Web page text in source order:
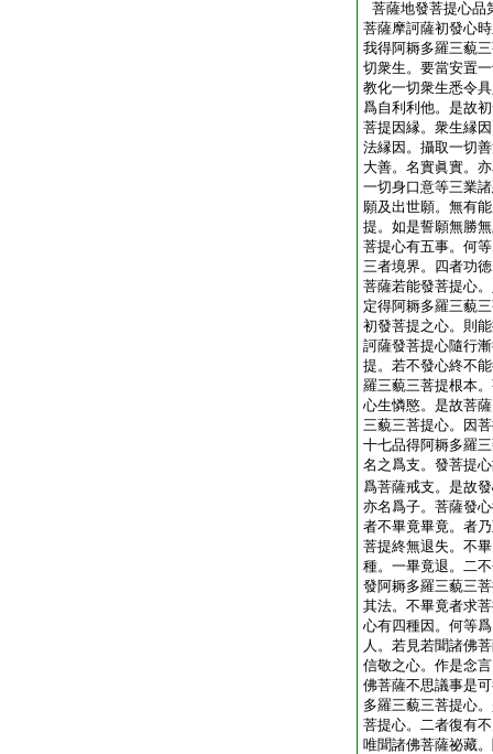
菩薩地發菩提心品
菩薩摩訶薩初發心
我得阿耨多羅三藐
切衆生。要當安置
教化一切衆生悉令
爲自利利他。是故
菩提因縁。衆生縁
法縁因。攝取一切
大善。名實眞實。
一切身口意等三業
願及出世願。無有
提。如是誓願無勝
菩提心有五事。何
三者境界。四者功
菩薩若能發菩提心
定得阿耨多羅三藐
初發菩提之心。則
訶薩發菩提心隨行
提。若不發心終不
羅三藐三菩提根本
心生憐愍。是故菩
三藐三菩提心。因
十七品得阿耨多羅
名之爲支。發菩提
爲菩薩戒支。是故
亦名爲子。菩薩發
者不畢竟畢竟。者
菩提終無退失。不
種。一畢竟退。二
發阿耨多羅三藐三
其法。不畢竟者求
心有四種因。何等
人。若見若聞諸佛
信敬之心。作是念
佛菩薩不思議事是
多羅三藐三菩提心
菩提心。二者復有
唯聞諸佛菩薩祕藏